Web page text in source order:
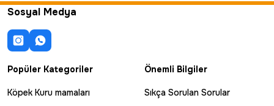
Sosyal Medya
Popüler Kategoriler
Köpek Kuru mamaları
Önemli Bilgiler
Sıkça Sorulan Sorular